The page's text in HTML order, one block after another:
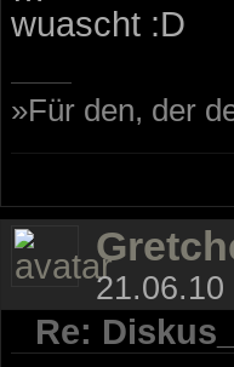
wuascht :D
»Für den, der
21.06.10
Re: